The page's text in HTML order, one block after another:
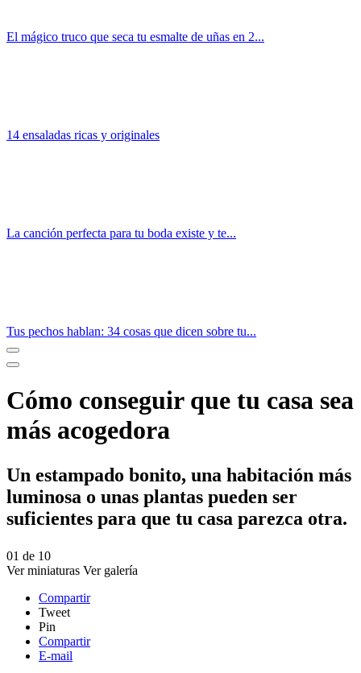
El mágico truco que seca tu esmalte de uñas en 2...
14 ensaladas ricas y originales
La canción perfecta para tu boda existe y te...
Tus pechos hablan: 34 cosas que dicen sobre tu...
Cómo conseguir que tu casa sea
más acogedora
Un estampado bonito, una habitación más
luminosa o unas plantas pueden ser
suficientes para que tu casa parezca otra.
01 de 10
Ver miniaturas Ver galería
Compartir
Tweet
Pin
Compartir
E-mail